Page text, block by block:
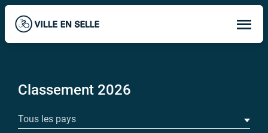
Classement 2026
Tous les pays